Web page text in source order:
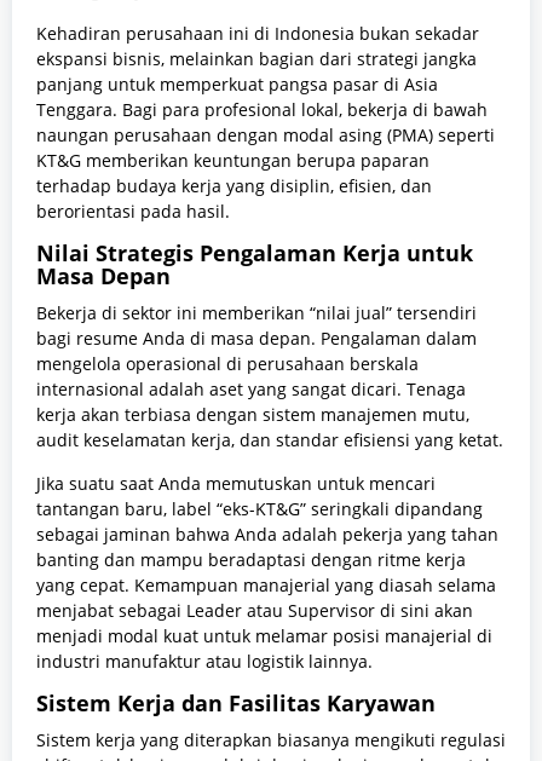
Kehadiran perusahaan ini di Indonesia bukan sekadar
ekspansi bisnis, melainkan bagian dari strategi jangka
panjang untuk memperkuat pangsa pasar di Asia
Tenggara. Bagi para profesional lokal, bekerja di bawah
naungan perusahaan dengan modal asing (PMA) seperti
KT&G memberikan keuntungan berupa paparan
terhadap budaya kerja yang disiplin, efisien, dan
berorientasi pada hasil.
Nilai Strategis Pengalaman Kerja untuk
Masa Depan
Bekerja di sektor ini memberikan “nilai jual” tersendiri
bagi resume Anda di masa depan. Pengalaman dalam
mengelola operasional di perusahaan berskala
internasional adalah aset yang sangat dicari. Tenaga
kerja akan terbiasa dengan sistem manajemen mutu,
audit keselamatan kerja, dan standar efisiensi yang ketat.
Jika suatu saat Anda memutuskan untuk mencari
tantangan baru, label “eks-KT&G” seringkali dipandang
sebagai jaminan bahwa Anda adalah pekerja yang tahan
banting dan mampu beradaptasi dengan ritme kerja
yang cepat. Kemampuan manajerial yang diasah selama
menjabat sebagai Leader atau Supervisor di sini akan
menjadi modal kuat untuk melamar posisi manajerial di
industri manufaktur atau logistik lainnya.
Sistem Kerja dan Fasilitas Karyawan
Sistem kerja yang diterapkan biasanya mengikuti regulasi